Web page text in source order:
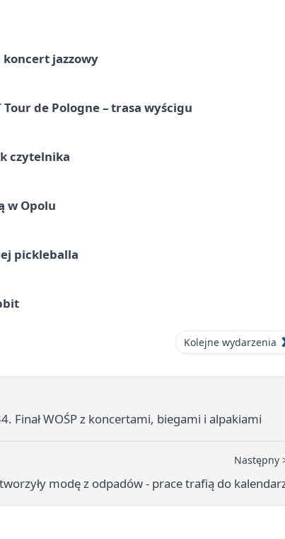
jazzowy
Tour de Pologne – trasa wyścigu
czytelnika
w Opolu
pickleballa
Kolejne wydarzenia
Finał WOŚP z koncertami, biegami i alpakiami
Następny
modę z odpadów - prace trafią do